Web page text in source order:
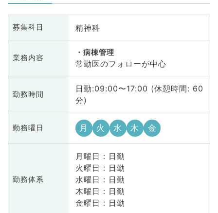
募集科目 精神科
業務内容
病棟管理
常勤医のフォローが中心
勤務時間
日勤:09:00〜17:00 (休憩時間: 60
分)
勤務曜日 月 火 水 木 金
勤務体系
月曜日 : 日勤
火曜日 : 日勤
水曜日 : 日勤
木曜日 : 日勤
金曜日 : 日勤